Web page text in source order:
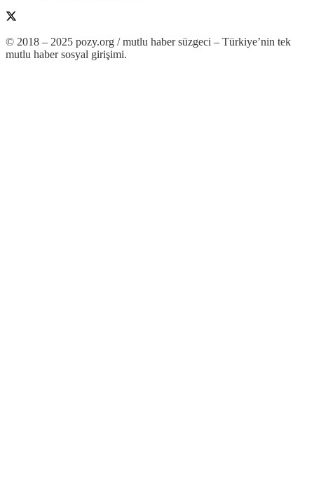
© 2018 – 2025 pozy.org / mutlu haber süzgeci – Türkiye’nin tek
mutlu haber sosyal girişimi.